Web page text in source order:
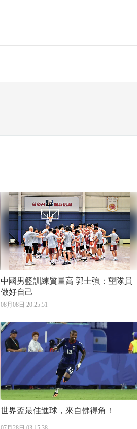
中國男籃訓練質量高 郭士強：望隊員
做好自己
08月08日 20:25:51
世界盃最佳進球，來自佛得角！